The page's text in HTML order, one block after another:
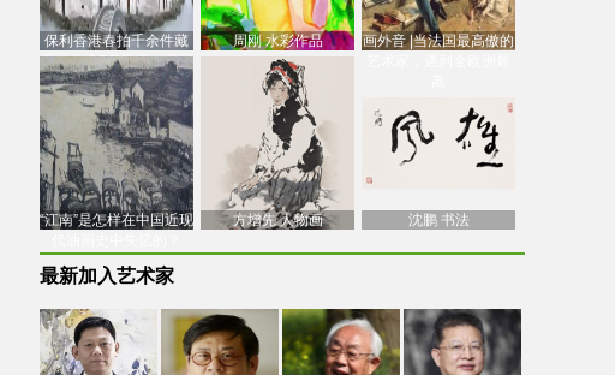
保利香港春拍千余件藏
品估价逾7亿港元，吴冠
中
周刚 水彩作品
画外音 |当法国最高傲的
“江南”是怎样在中国近现
方增先 人物画 沈鹏 书法
最新加入艺术家